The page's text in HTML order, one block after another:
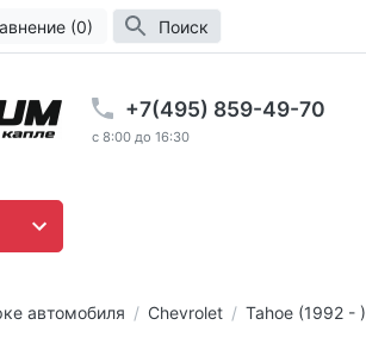
(0) Поиск
+7(495) 859-49-70
c 8:00 до 16:30
автомобиля Chevrolet Tahoe (1992 - )